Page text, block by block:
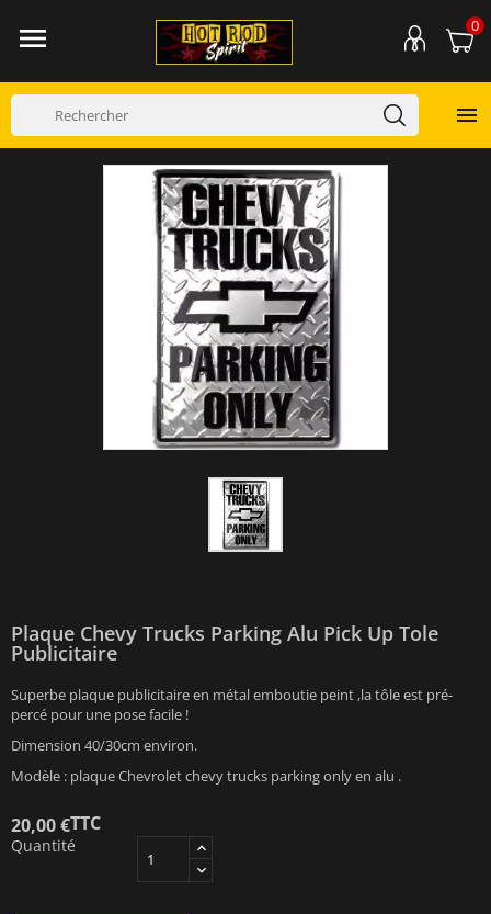
 0

Plaque Chevy Trucks Parking Alu Pick Up Tole
Publicitaire
Superbe plaque publicitaire en métal emboutie peint ,la tôle est pré-
percé pour une pose facile !
Dimension 40/30cm environ.
Modèle : plaque Chevrolet chevy trucks parking only en alu .
20,00 €TTC
Quantité